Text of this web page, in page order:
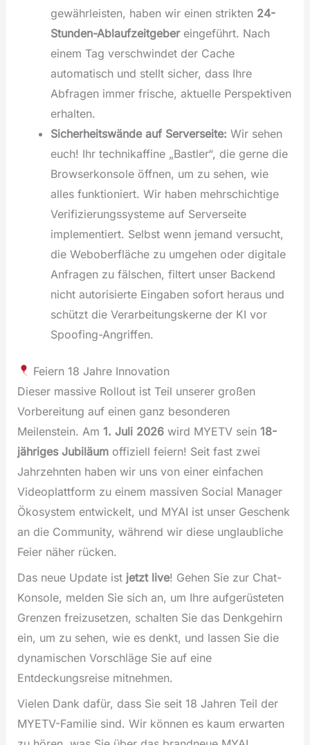
gewährleisten, haben wir einen strikten 24-
Stunden-Ablaufzeitgebereingeführt. Nach
einem Tag verschwindet der Cache
automatisch und stellt sicher, dass Ihre
Abfragen immer frische, aktuelle Perspektiven
erhalten.
Sicherheitswände auf Serverseite: Wir sehen
euch! Ihr technikaffine „Bastler“, die gerne die
Browserkonsole öffnen, um zu sehen, wie
alles funktioniert. Wir haben mehrschichtige
Verifizierungssysteme auf Serverseite
implementiert. Selbst wenn jemand versucht,
die Weboberfläche zu umgehen oder digitale
Anfragen zu fälschen, filtert unser Backend
nicht autorisierte Eingaben sofort heraus und
schützt die Verarbeitungskerne der KI vor
Spoofing-Angriffen.
Feiern 18 Jahre Innovation
Dieser massive Rollout ist Teil unserer großen
Vorbereitung auf einen ganz besonderen
Meilenstein. Am 1. Juli 2026wird MYETV sein 18-
jähriges Jubiläumoffiziell feiern! Seit fast zwei
Jahrzehnten haben wir uns von einer einfachen
Videoplattform zu einem massiven Social Manager
Ökosystem entwickelt, und MYAI ist unser Geschenk
an die Community, während wir diese unglaubliche
Feier näher rücken.
Das neue Update ist jetzt live! Gehen Sie zur Chat-
Konsole, melden Sie sich an, um Ihre aufgerüsteten
Grenzen freizusetzen, schalten Sie das Denkgehirn
ein, um zu sehen, wie es denkt, und lassen Sie die
dynamischen Vorschläge Sie auf eine
Entdeckungsreise mitnehmen.
Vielen Dank dafür, dass Sie seit 18 Jahren Teil der
MYETV-Familie sind. Wir können es kaum erwarten